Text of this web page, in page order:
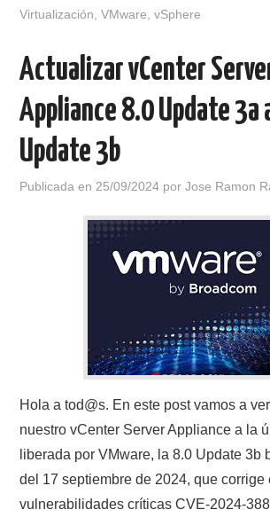
Virtualización ,VMware ,vSphere
Actualizar vCenter
Appliance 8.0 Update 3a
Update 3b
Publicada en 25/09/2024 porJose Ramon
Hola a tod@s. En este post vamos a
nuestro vCenter Server Appliance a la
liberada por VMware, la 8.0 Update 3b
del 17 septiembre de 2024, que corrige
vulnerabilidades críticas CVE-2024-